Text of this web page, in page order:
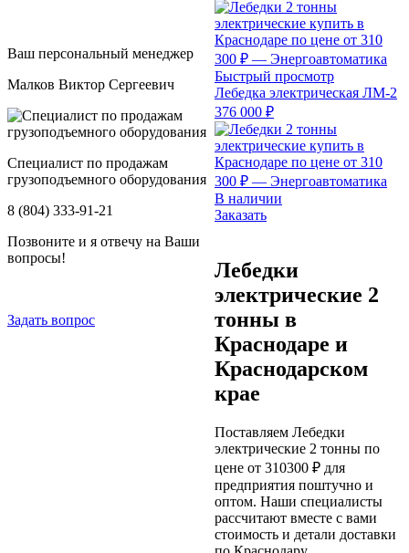
Ваш персональный менеджер
Малков Виктор Сергеевич
Специалист по продажам
грузоподъемного оборудования
8 (804) 333-91-21
Позвоните и я отвечу на Ваши
вопросы!
Задать вопрос
Быстрый просмотр
Лебедка электрическая ЛМ-2
376 000 ₽
В наличии
Заказать
Лебедки
электрические 2
тонны в
Краснодаре и
Краснодарском
крае
Поставляем Лебедки
электрические 2 тонны по
цене от 310300 ₽ для
предприятия поштучно и
оптом. Наши специалисты
рассчитают вместе с вами
стоимость и детали доставки